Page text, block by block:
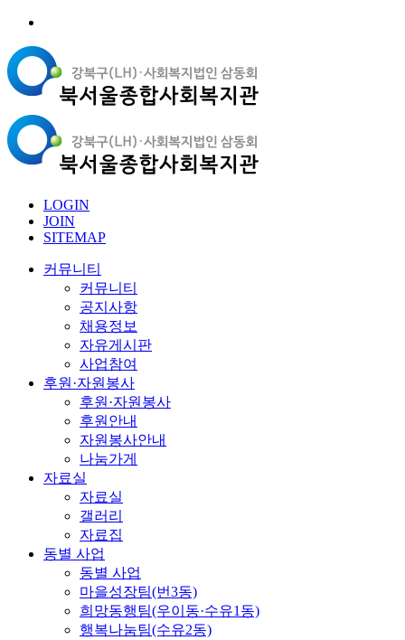
LOGIN
JOIN
SITEMAP
커뮤니티
커뮤니티
공지사항
채용정보
자유게시판
사업참여
후원·자원봉사
후원·자원봉사
후원안내
자원봉사안내
나눔가게
자료실
자료실
갤러리
자료집
동별 사업
동별 사업
마을성장팀(번3동)
희망동행팀(우이동·수유1동)
행복나눔팀(수유2동)